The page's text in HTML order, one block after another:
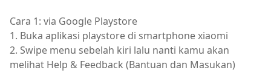
Cara 1: via Google Playstore
1. Buka aplikasi playstore di smartphone xiaomi
2. Swipe menu sebelah kiri lalu nanti kamu akan
melihat Help & Feedback (Bantuan dan Masukan)